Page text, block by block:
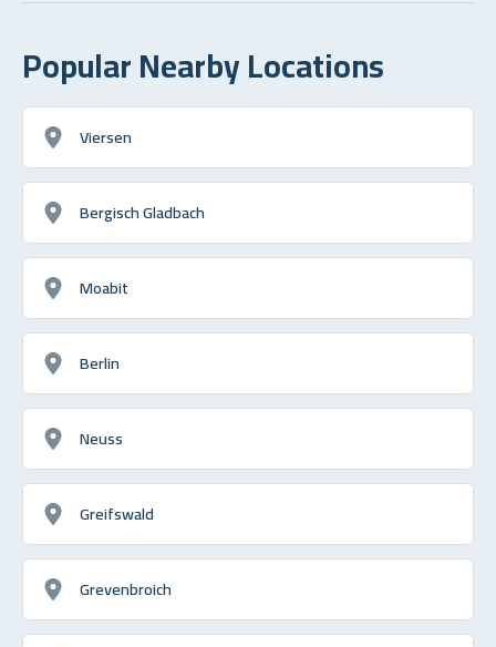
Popular Nearby Locations
Viersen
Bergisch Gladbach
Moabit
Berlin
Neuss
Greifswald
Grevenbroich